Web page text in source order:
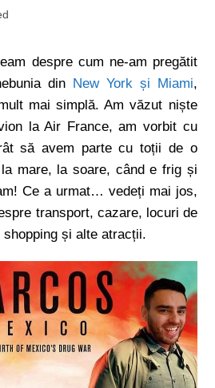
despre cum ne-am pregătit
din New York și Miami,
mai simplă. Am văzut niște
la Air France, am vorbit cu
să avem parte cu toții de o
mare, la soare, când e frig și
Ce a urmat… vedeți mai jos,
transport, cazare, locuri de
și alte atracții.